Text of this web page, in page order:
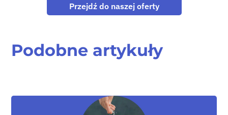
Przejdź do naszej oferty
Podobne artykuły